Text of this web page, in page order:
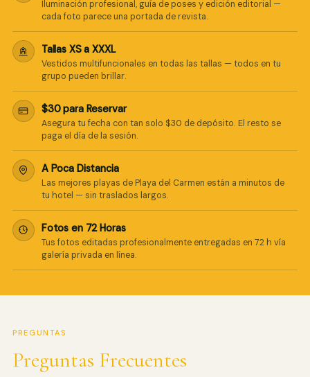
Iluminación profesional, guía de poses y edición editorial —
cada foto parece una portada de revista.
Tallas XS a XXXL
Vestidos multifuncionales en todas las tallas — todos en tu
grupo pueden brillar.
$30 para Reservar
Asegura tu fecha con tan solo $30 de depósito. El resto se
paga el día de la sesión.
A Poca Distancia
Las mejores playas de Playa del Carmen están a minutos de
tu hotel — sin traslados largos.
Fotos en 72 Horas
Tus fotos editadas profesionalmente entregadas en 72 h vía
galería privada en línea.
PREGUNTAS
Preguntas Frecuentes